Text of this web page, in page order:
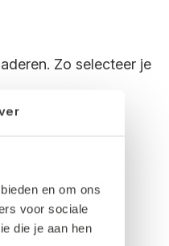
en om ons
voor sociale
die je aan hen
Zo selecteer je
ingesteld. Dat